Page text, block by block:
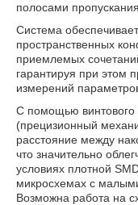
полосами
Система
пространственных
приемлемых
гарантируя при этом
измерений
С помощью винтового
(прецизионный
расстояние между
что значительно
условиях плотной
микросхемах с
Возможна работа на